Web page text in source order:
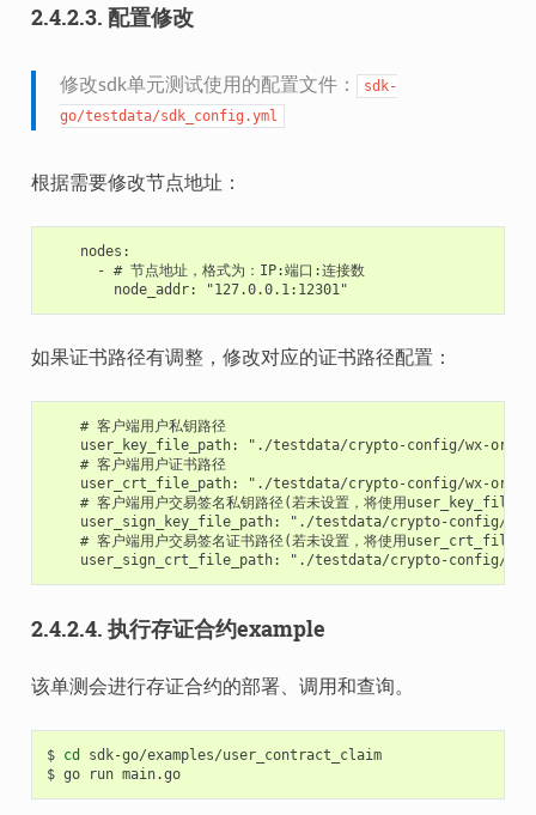
2.4.2.3. 配置修改
修改sdk单元测试使用的配置文件：
sdk-
go/testdata/sdk_config.yml
根据需要修改节点地址：
    nodes:
      - # 节点地址，格式为：IP:端口:连接数
如果证书路径有调整，修改对应的证书路径配置：
    # 客户端用户私钥路径
user_key_file_path: "./testdata/crypto-config/wx-
    # 客户端用户证书路径
user_crt_file_path: "./testdata/crypto-config/wx-
# 客户端用户交易签名私钥路径(若未设置，将使用
user_sign_key_file_path: "./testdata/crypto-config/
# 客户端用户交易签名证书路径(若未设置，将使用
2.4.2.4. 执行存证合约example
该单测会进行存证合约的部署、调用和查询。
$ cd
sdk-go/examples/user_contract_claim
$ go run main.go